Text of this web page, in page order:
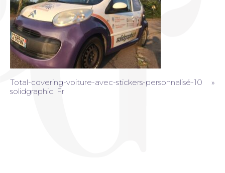
Total-covering-voiture-avec-stickers-personnalisé-10 »
solidgraphic. Fr